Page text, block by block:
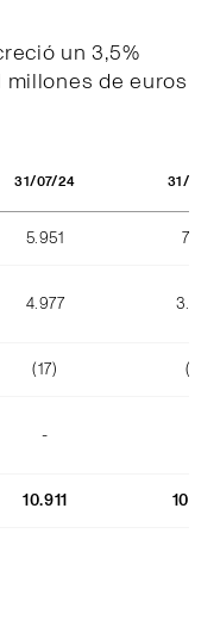
un 3,5%
millones de euros
31/07/24 31/07/
5.951 7.177
4.977 3.380
(17) (11)
-
10.911